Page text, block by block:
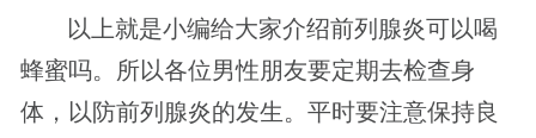
以上就是小编给大家介绍前列腺炎可以喝
蜂蜜吗。所以各位男性朋友要定期去检查身
体，以防前列腺炎的发生。平时要注意保持良